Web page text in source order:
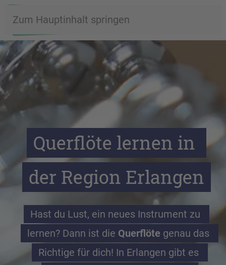
Zum Hauptinhalt springen
Querflöte lernen in
der Region Erlangen
Hast du Lust, ein neues Instrument zu
lernen? Dann ist die Querflöte genau das
Richtige für dich! In Erlangen gibt es